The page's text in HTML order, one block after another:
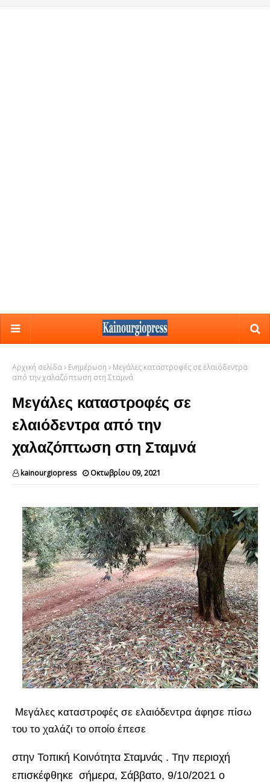
Αρχική σελίδα Ενημέρωση
Μεγάλες καταστροφές σε ελαιόδεντρα
από την χαλαζόπτωση στη Σταμνά
Μεγάλες καταστροφές σε
ελαιόδεντρα από την
χαλαζόπτωση στη Σταμνά
kainourgiopress Οκτωβρίου 09, 2021
Μεγάλες καταστροφές σε ελαιόδεντρα άφησε πίσω
του το χαλάζι το οποίο έπεσε
στην Τοπική Κοινότητα Σταμνάς . Την περιοχή
επισκέφθηκε σήμερα, Σάββατο, 9/10/2021 ο